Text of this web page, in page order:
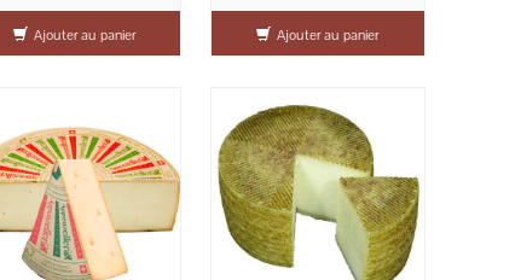
Ajouter au panier Ajouter au panier